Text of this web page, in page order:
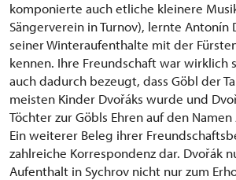
komponierte auch etliche kleinere
Sängerverein in Turnov), lernte Antonín
seiner Winteraufenthalte mit der
kennen. Ihre Freundschaft war wirklich
auch dadurch bezeugt, dass Göbl der
meisten Kinder Dvořáks wurde und
Töchter zur Göbls Ehren auf den
Ein weiterer Beleg ihrer
zahlreiche Korrespondenz dar. Dvořák
Aufenthalt in Sychrov nicht nur zum